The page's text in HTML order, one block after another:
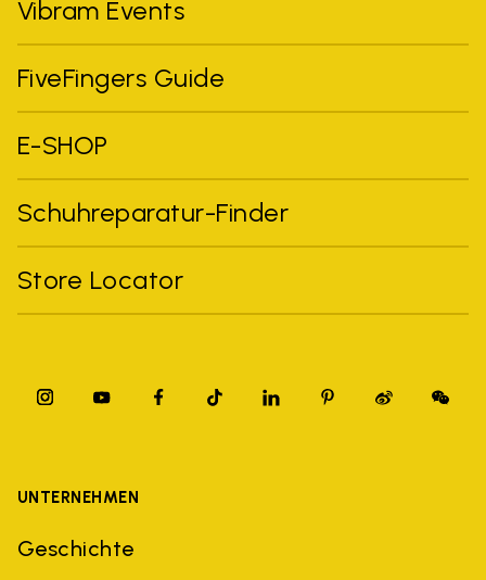
Vibram Events
FiveFingers Guide
E-SHOP
Schuhreparatur-Finder
Store Locator
UNTERNEHMEN
Geschichte